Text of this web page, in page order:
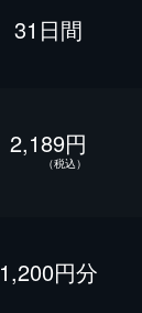
31日間
2,189円
（税込）
1,200円分